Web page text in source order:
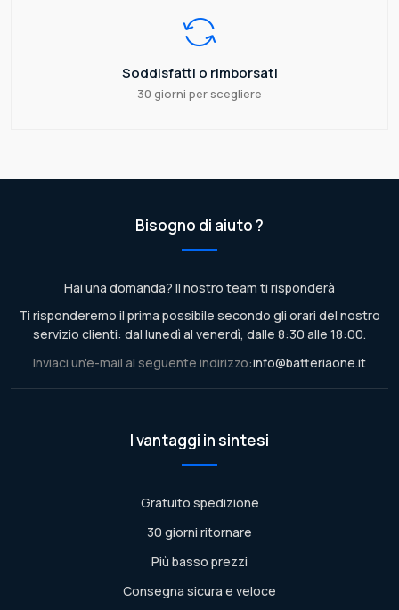
Soddisfatti o rimborsati
30 giorni per scegliere
Bisogno di aiuto ?
Hai una domanda? Il nostro team ti risponderà
Ti risponderemo il prima possibile secondo gli orari del nostro
servizio clienti: dal lunedì al venerdì, dalle 8:30 alle 18:00.
Inviaci un'e-mail al seguente indirizzo:info@batteriaone.it
I vantaggi in sintesi
Gratuito spedizione
30 giorni ritornare
Più basso prezzi
Consegna sicura e veloce